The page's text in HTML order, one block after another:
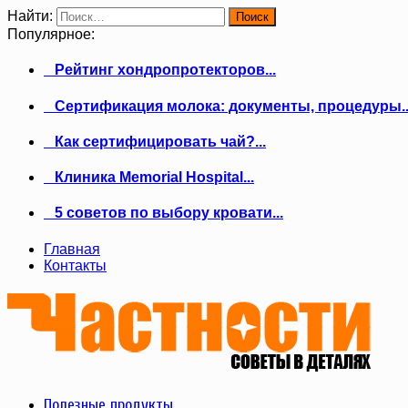
Найти:
Популярное:
Рейтинг хондропротекторов...
Сертификация молока: документы,
Как сертифицировать чай?...
Клиника Memorial Hospital...
5 советов по выбору кровати...
Главная
Контакты